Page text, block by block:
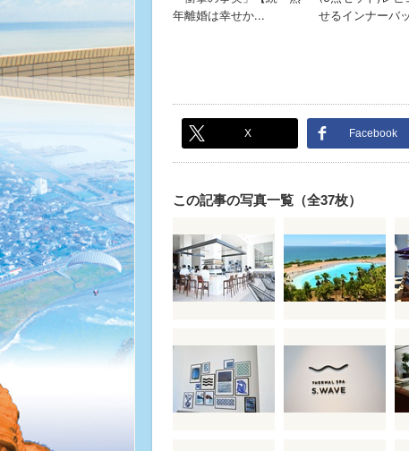
X Facebook
この記事の写真一覧（全37枚）